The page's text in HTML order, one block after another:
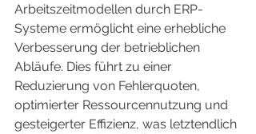
Arbeitszeitmodellen durch ERP-
Systeme ermöglicht eine erhebliche
Verbesserung der betrieblichen
Abläufe. Dies führt zu einer
Reduzierung von Fehlerquoten,
optimierter Ressourcennutzung und
gesteigerter Effizienz, was letztendlich